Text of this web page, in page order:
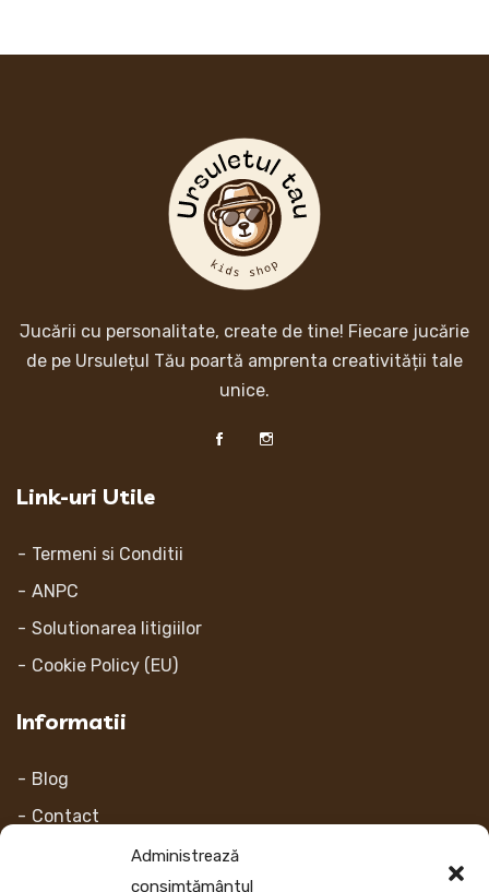
Administrează
consimțământul
Jucării cu personalitate, create de tine! Fiecare jucărie
de pe Ursulețul Tău poartă amprenta creativității tale
unice.
Link-uri Utile
Termeni si Conditii
ANPC
Solutionarea litigiilor
Cookie Policy (EU)
Informatii
Blog
Contact